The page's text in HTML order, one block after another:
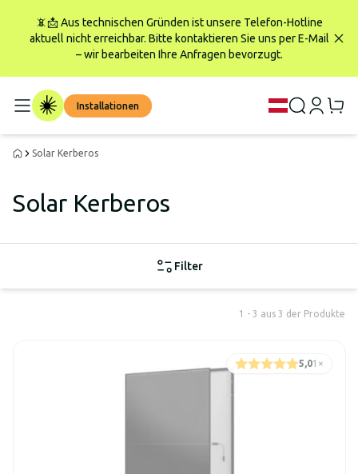
📵📩 Aus technischen Gründen ist unsere Telefon-Hotline
aktuell nicht erreichbar. Bitte kontaktieren Sie uns per E-Mail
– wir bearbeiten Ihre Anfragen bevorzugt.
Installationen
Solar Kerberos
Solar Kerberos
Filter
1 - 3 aus 3 der Produkte
5,01 ×